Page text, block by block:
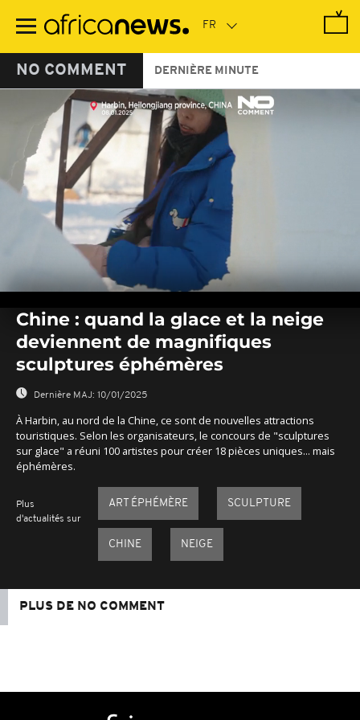
contenu
NO COMMENT DERNIÈRE MINUTE
seconds
seconds
Chine : quand la glace et la neige
deviennent de magnifiques
sculptures éphémères
Dernière MAJ: 10/01/2025
À Harbin, au nord de la Chine, ce sont de nouvelles attractions
touristiques. Selon les organisateurs, le concours de "sculptures
sur glace" a réuni 100 artistes pour créer 18 pièces uniques... mais
éphémères.
Plus
d'actualités sur
ART ÉPHÉMÈRE SCULPTURE
CHINE NEIGE
PLUS DE NO COMMENT